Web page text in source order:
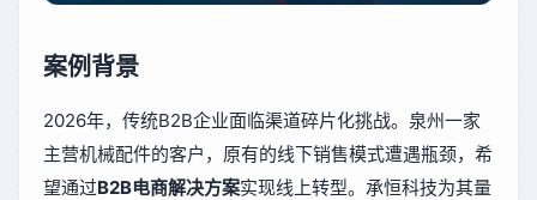
案例背景
2026年，传统B2B企业面临渠道碎片化挑战。泉州一家
主营机械配件的客户，原有的线下销售模式遭遇瓶颈，希
望通过B2B电商解决方案实现线上转型。承恒科技为其量